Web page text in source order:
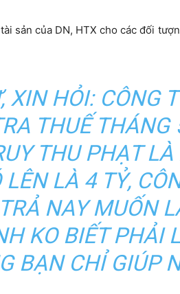
sản của DN, HTX cho các đối
XIN HỎI: CÔNG
THUẾ THÁNG
THU PHẠT LÀ
LÀ 4 TỶ,
NAY MUỐN
KO BIẾT PHẢI
BẠN CHỈ GIÚP